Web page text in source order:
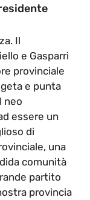
Il
e Gasparri
provinciale
e punta
neo
essere un
di
una
comunità
partito
provincia